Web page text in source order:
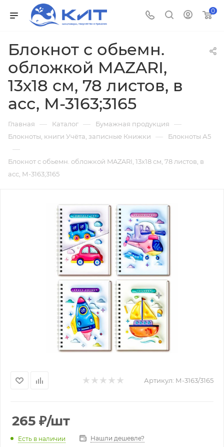
0
Блокнот с обьемн.
обложкой MAZARI,
13х18 см, 78 листов, в
асс, М-3163;3165
Главная — Каталог — Бумажная продукция —
Блокноты, книги Учёта, записные Книжки — Блокноты А5
—
Блокнот с обьемн. обложкой MAZARI, 13х18 см, 78 листов, в
асс, М-3163;3165
Артикул: М-3163/3165
265 ₽/шт
Есть в наличии Нашли дешевле?